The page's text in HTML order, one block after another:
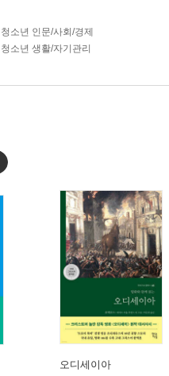
청소년 인문/사회/경제
청소년 생활/자기관리
오디세이아